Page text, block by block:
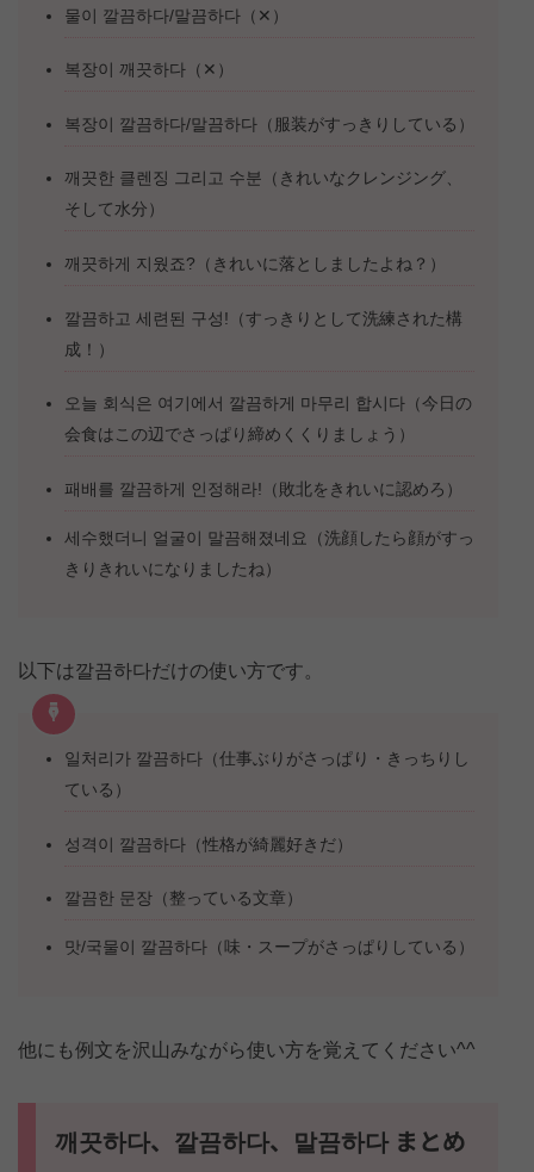
물이 깔끔하다/말끔하다（✕）
복장이 깨끗하다（✕）
복장이 깔끔하다/말끔하다（服装がすっきりしている）
깨끗한 클렌징 그리고 수분（きれいなクレンジング、
そして水分）
깨끗하게 지웠죠?（きれいに落としましたよね？）
깔끔하고 세련된 구성!（すっきりとして洗練された構
成！）
오늘 회식은 여기에서 깔끔하게 마무리 합시다（今日の
会食はこの辺でさっぱり締めくくりましょう）
패배를 깔끔하게 인정해라!（敗北をきれいに認めろ）
세수했더니 얼굴이 말끔해졌네요（洗顔したら顔がすっ
きりきれいになりましたね）
以下は깔끔하다だけの使い方です。
일처리가 깔끔하다（仕事ぶりがさっぱり・きっちりし
ている）
성격이 깔끔하다（性格が綺麗好きだ）
깔끔한 문장（整っている文章）
맛/국물이 깔끔하다（味・スープがさっぱりしている）
他にも例文を沢山みながら使い方を覚えてください^^
깨끗하다、깔끔하다、말끔하다 まとめ